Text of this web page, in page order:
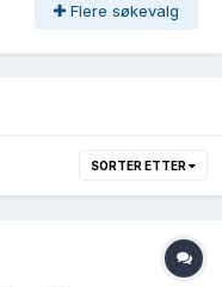
Flere søkevalg
SORTER ETTER